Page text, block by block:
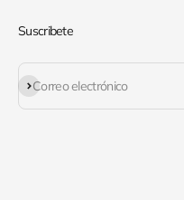
Suscribete
Correo electrónico
Suscribirse